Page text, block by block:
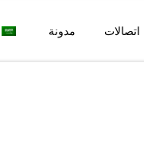
اتصالات مدونة